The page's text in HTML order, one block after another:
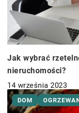
Jak wybrać
nieruchomości?
14 września 2023
DOM